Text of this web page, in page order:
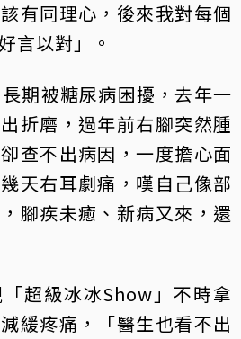
有同理心，後來我對每個
言以對」。
期被糖尿病困擾，去年一
折磨，過年前右腳突然腫
查不出病因，一度擔心面
天右耳劇痛，嘆自己像部
腳疾未癒、新病又來，還
超級冰冰Show」不時拿
緩疼痛，「醫生也看不出